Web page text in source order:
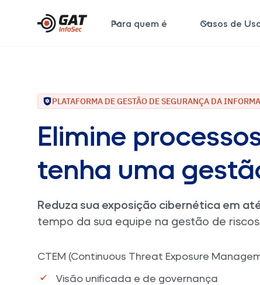
Para quem é Casos de
PLATAFORMA DE GESTÃO DE SEGURANÇA DA
Elimine
tenha uma
Reduza sua exposição cibernética em
tempo da sua equipe na gestão de
CTEM (Continuous Threat Exposure
Visão unificada e de governança